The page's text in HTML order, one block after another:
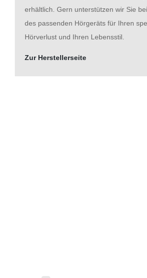
erhältlich. Gern unterstützen wir Sie
des passenden Hörgeräts für Ihren
Hörverlust und Ihren Lebensstil.
Zur Herstellerseite